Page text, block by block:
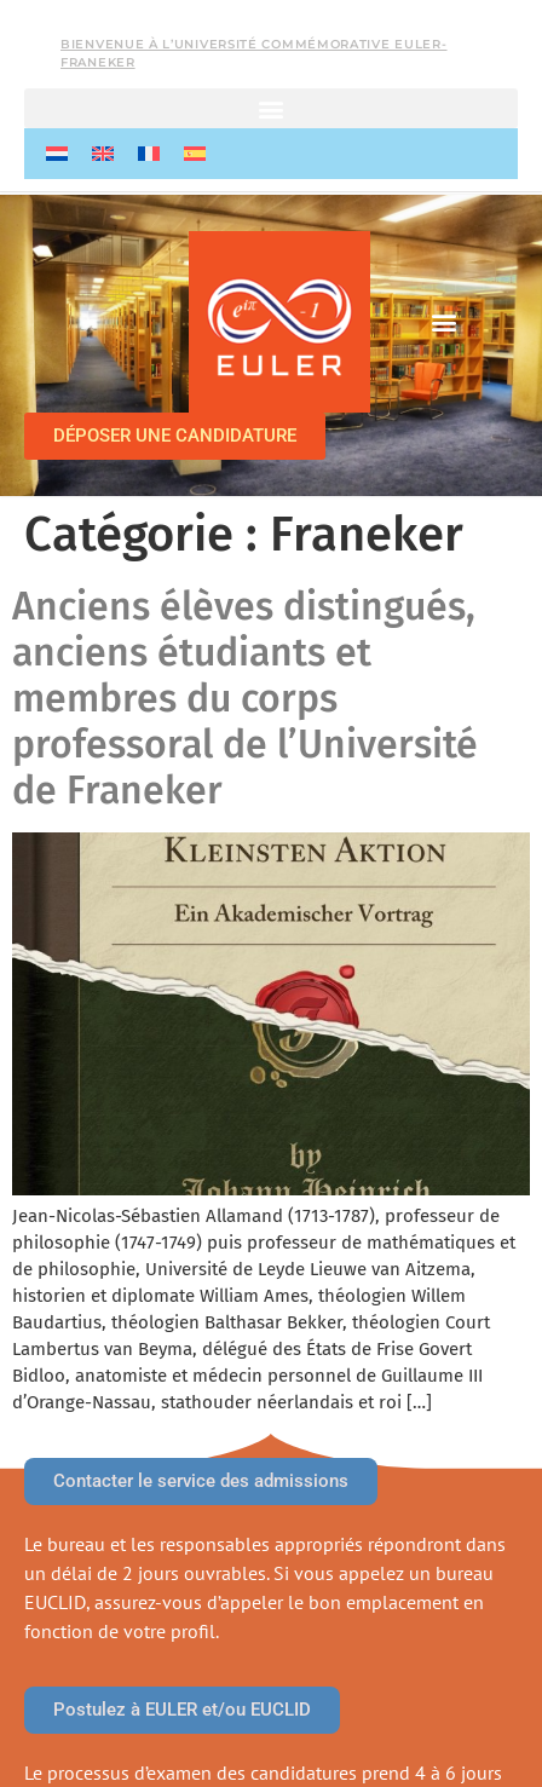
BIENVENUE À L’UNIVERSITÉ COMMÉMORATIVE EULER-
FRANEKER
DÉPOSER UNE CANDIDATURE
Catégorie : Franeker
Anciens élèves distingués,
anciens étudiants et
membres du corps
professoral de l’Université
de Franeker
Jean-Nicolas-Sébastien Allamand (1713-1787), professeur de
philosophie (1747-1749) puis professeur de mathématiques et
de philosophie, Université de Leyde Lieuwe van Aitzema,
historien et diplomate William Ames, théologien Willem
Baudartius, théologien Balthasar Bekker, théologien Court
Lambertus van Beyma, délégué des États de Frise Govert
Bidloo, anatomiste et médecin personnel de Guillaume III
d’Orange-Nassau, stathouder néerlandais et roi […]
Contacter le service des admissions
Le bureau et les responsables appropriés répondront dans
un délai de 2 jours ouvrables. Si vous appelez un bureau
EUCLID, assurez-vous d’appeler le bon emplacement en
fonction de votre profil.
Postulez à EULER et/ou EUCLID
Le processus d’examen des candidatures prend 4 à 6 jours